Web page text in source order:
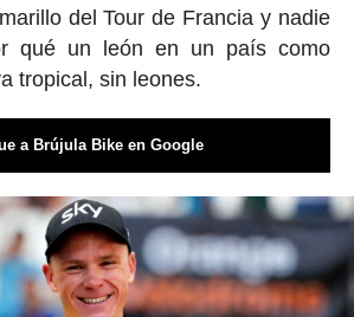
del Tour de Francia y nadie
qué un león en un país como
tropical, sin leones.
a Brújula Bike en Google